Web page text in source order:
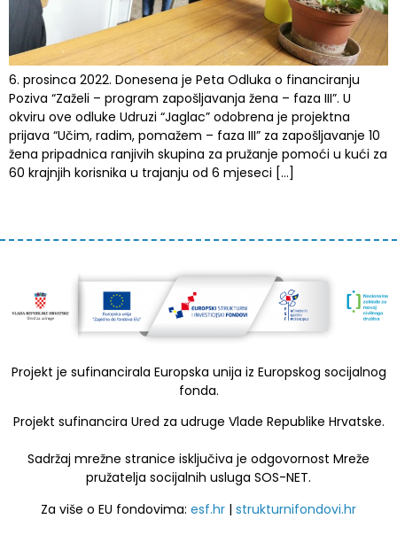
6. prosinca 2022. Donesena je Peta Odluka o financiranju
Poziva “Zaželi – program zapošljavanja žena – faza III”. U
okviru ove odluke Udruzi “Jaglac” odobrena je projektna
prijava “Učim, radim, pomažem – faza III” za zapošljavanje 10
žena pripadnica ranjivih skupina za pružanje pomoći u kući za
60 krajnjih korisnika u trajanju od 6 mjeseci […]
Projekt je sufinancirala Europska unija iz Europskog socijalnog
fonda.
Projekt sufinancira Ured za udruge Vlade Republike Hrvatske.
Sadržaj mrežne stranice isključiva je odgovornost Mreže
pružatelja socijalnih usluga SOS-NET.
Za više o EU fondovima: esf.hr | strukturnifondovi.hr